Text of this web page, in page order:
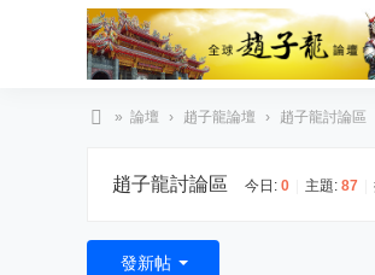
» 論壇 › 趙子龍論壇 › 趙子龍討論區
趙子龍討論區 今日: 0 主題: 87
發新帖